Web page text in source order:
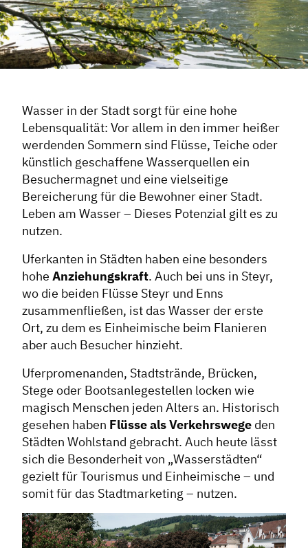
Wasser in der Stadt sorgt für eine hohe
Lebensqualität: Vor allem in den immer heißer
werdenden Sommern sind Flüsse, Teiche oder
künstlich geschaffene Wasserquellen ein
Besuchermagnet und eine vielseitige
Bereicherung für die Bewohner einer Stadt.
Leben am Wasser – Dieses Potenzial gilt es zu
nutzen.
Uferkanten in Städten haben eine besonders
hohe Anziehungskraft. Auch bei uns in Steyr,
wo die beiden Flüsse Steyr und Enns
zusammenfließen, ist das Wasser der erste
Ort, zu dem es Einheimische beim Flanieren
aber auch Besucher hinzieht.
Uferpromenanden, Stadtstrände, Brücken,
Stege oder Bootsanlegestellen locken wie
magisch Menschen jeden Alters an. Historisch
gesehen haben Flüsse als Verkehrswege den
Städten Wohlstand gebracht. Auch heute lässt
sich die Besonderheit von „Wasserstädten“
gezielt für Tourismus und Einheimische – und
somit für das Stadtmarketing – nutzen.